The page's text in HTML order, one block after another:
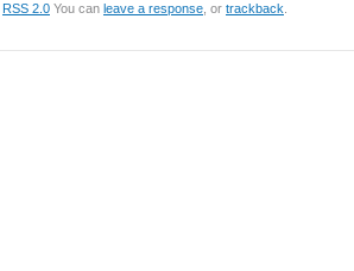
RSS 2.0 You can leave a response , or trackback